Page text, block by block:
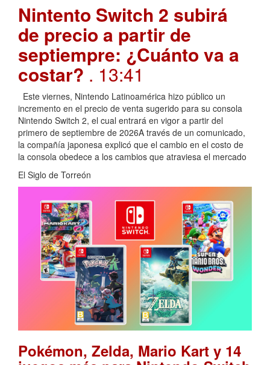
Nintento Switch 2 subirá
de precio a partir de
septiempre: ¿Cuánto va a
costar?. 13:41
Este viernes, Nintendo Latinoamérica hizo público un
incremento en el precio de venta sugerido para su consola
Nintendo Switch 2, el cual entrará en vigor a partir del
primero de septiembre de 2026A través de un comunicado,
la compañía japonesa explicó que el cambio en el costo de
la consola obedece a los cambios que atraviesa el mercado
El Siglo de Torreón
Pokémon, Zelda, Mario Kart y 14